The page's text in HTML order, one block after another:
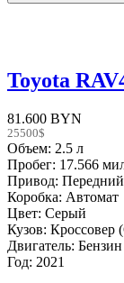
Toyota
81.600 BYN
25500$
Объем: 2.5 л
Пробег: 17.566
Привод: Передний
Коробка: Автомат
Цвет: Серый
Кузов: Кроссовер
Двигатель: Бензин
Год: 2021